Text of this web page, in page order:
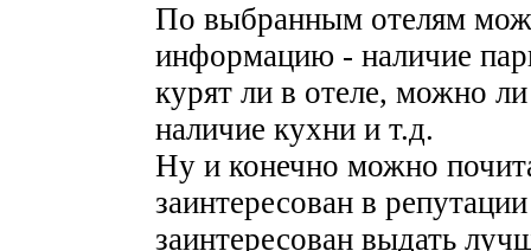
По выбранным отелям
информацию - наличие
курят ли в отеле, можно
наличие кухни и т.д.
Ну и конечно можно
заинтересован в
заинтересован выдать